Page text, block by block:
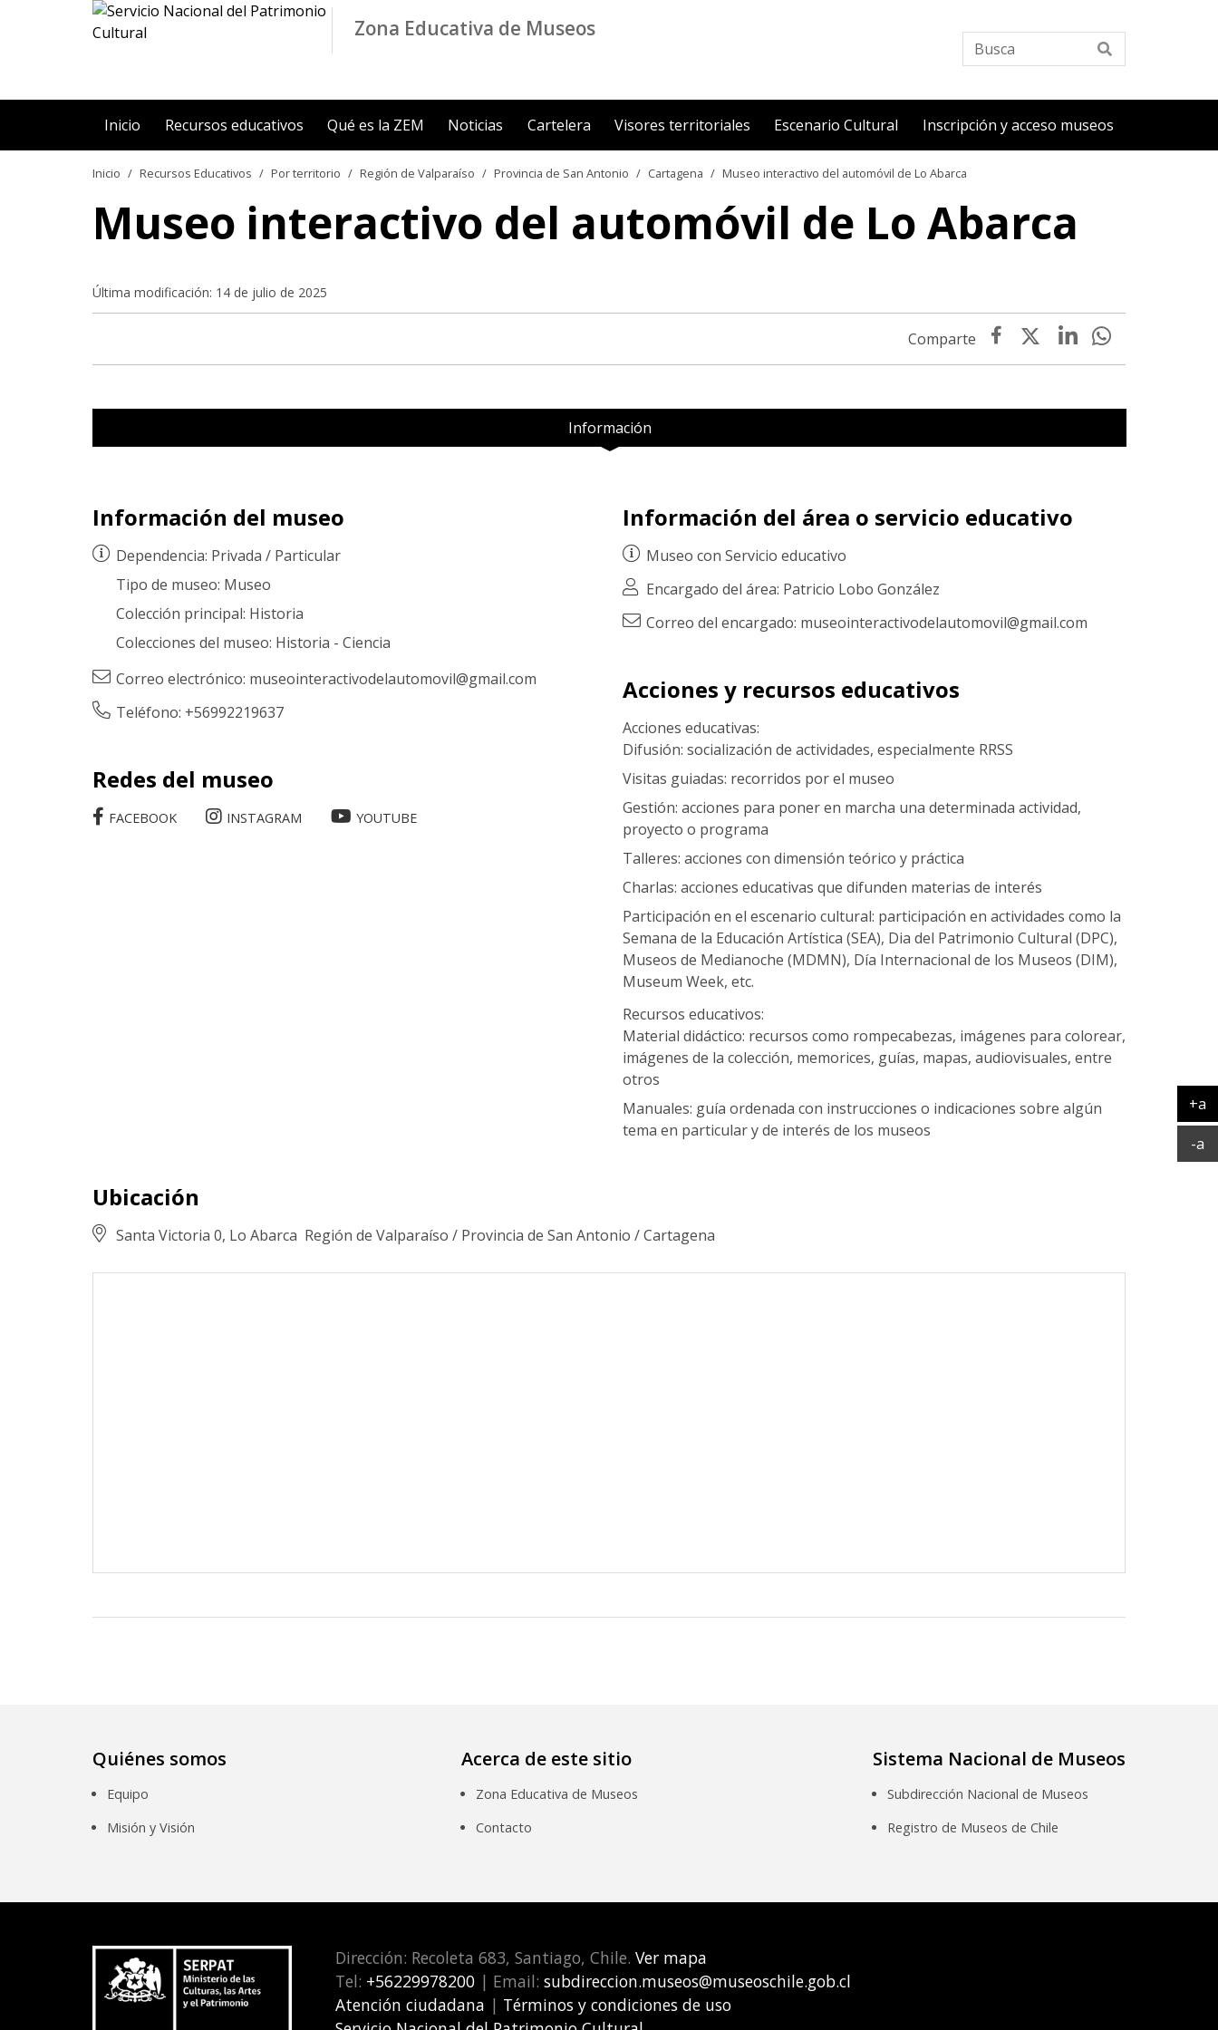
Contenido principal
Zona Educativa de Museos
Busca
Inicio Recursos educativos Qué es la ZEM Noticias Cartelera Visores territoriales Escenario Cultural Inscripción y acceso museos
Inicio Recursos Educativos Por territorio Región de Valparaíso Provincia de San Antonio Cartagena Museo interactivo del automóvil de Lo Abarca
Museo interactivo del automóvil de Lo Abarca
Última modificación: 14 de julio de 2025
Información
Información del museo
Dependencia: Privada / Particular
Tipo de museo: Museo
Colección principal: Historia
Colecciones del museo: Historia - Ciencia
Correo electrónico: museointeractivodelautomovil@gmail.com
Teléfono: +56992219637
Redes del museo
FACEBOOK INSTAGRAM YOUTUBE
Información del área o servicio educativo
Museo con Servicio educativo
Encargado del área: Patricio Lobo González
Correo del encargado: museointeractivodelautomovil@gmail.com
Acciones y recursos educativos
Acciones educativas:
Difusión: socialización de actividades, especialmente RRSS
Visitas guiadas: recorridos por el museo
Gestión: acciones para poner en marcha una determinada actividad,
proyecto o programa
Talleres: acciones con dimensión teórico y práctica
Charlas: acciones educativas que difunden materias de interés
Participación en el escenario cultural: participación en actividades como la
Semana de la Educación Artística (SEA), Dia del Patrimonio Cultural (DPC),
Museos de Medianoche (MDMN), Día Internacional de los Museos (DIM),
Museum Week, etc.
Recursos educativos:
Material didáctico: recursos como rompecabezas, imágenes para colorear,
imágenes de la colección, memorices, guías, mapas, audiovisuales, entre
otros
Manuales: guía ordenada con instrucciones o indicaciones sobre algún
tema en particular y de interés de los museos
Ubicación
Santa Victoria 0, Lo Abarca Región de Valparaíso / Provincia de San Antonio /Cartagena
Quiénes somos
Equipo
Misión y Visión
Acerca de este sitio
Zona Educativa de Museos
Contacto
Sistema Nacional de Museos
Subdirección Nacional de Museos
Registro de Museos de Chile
Dirección: Recoleta 683, Santiago, Chile. Ver mapa
Tel: +56229978200 | Email: subdireccion.museos@museoschile.gob.cl
Atención ciudadana | Términos y condiciones de uso
+a
-a